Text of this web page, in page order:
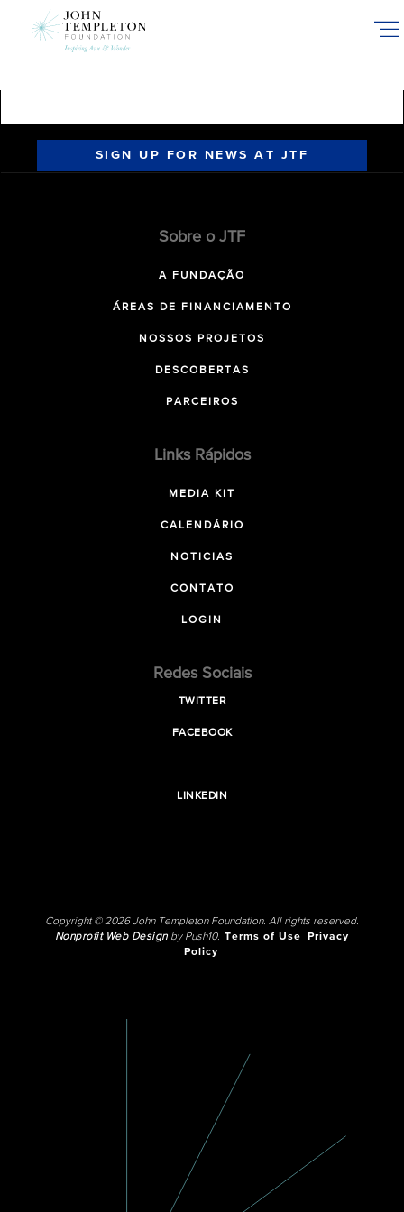
SIGN UP FOR NEWS AT JTF
Sobre o JTF
A FUNDAÇÃO
ÁREAS DE FINANCIAMENTO
NOSSOS PROJETOS
DESCOBERTAS
PARCEIROS
Links Rápidos
MEDIA KIT
CALENDÁRIO
NOTICIAS
CONTATO
LOGIN
Redes Sociais
TWITTER
FACEBOOK
LINKEDIN
Copyright © 2026 John Templeton Foundation. All rights reserved.
Nonprofit Web Designby Push10. Terms of Use
Privacy
Policy